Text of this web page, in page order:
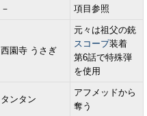
－ 項目参照
西園寺 うさぎ
元々は祖父の銃
スコープ装着
第6話で特殊弾
を使用
タンタン
アフメッドから
奪う